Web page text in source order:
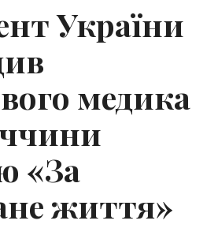
України
медика
«За
життя»